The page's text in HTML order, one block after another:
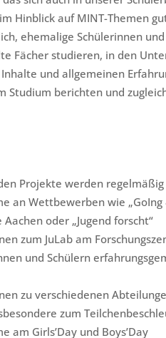
Hinblick auf MINT-Themen
ehemalige Schülerinnen
Fächer studieren, in den
und allgemeinen
Studium berichten und
Projekte werden
an Wettbewerben wie „GoIng
Aachen oder „Jugend forscht“
zum JuLab am
und Schülern
zu verschiedenen
zum
am Girls’Day und Boys’Day